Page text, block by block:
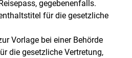
gegebenenfalls.
für die gesetzliche
Vorlage bei einer Behörde
die gesetzliche Vertretung,